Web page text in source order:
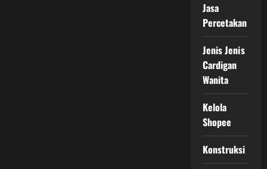
Jasa
Percetakan
Jenis Jenis
Cardigan
Wanita
Kelola
Shopee
Konstruksi